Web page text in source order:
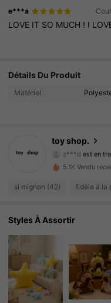
e***a
LOVE IT SO MUCH ! I
Détails Du Produit
Matériel:
toy shop.
4.91
est en
4.91
435
435
4.91 435
4.91 435
5.1K Vendu
si mignon (42) fidèle à la
Styles À Assortir